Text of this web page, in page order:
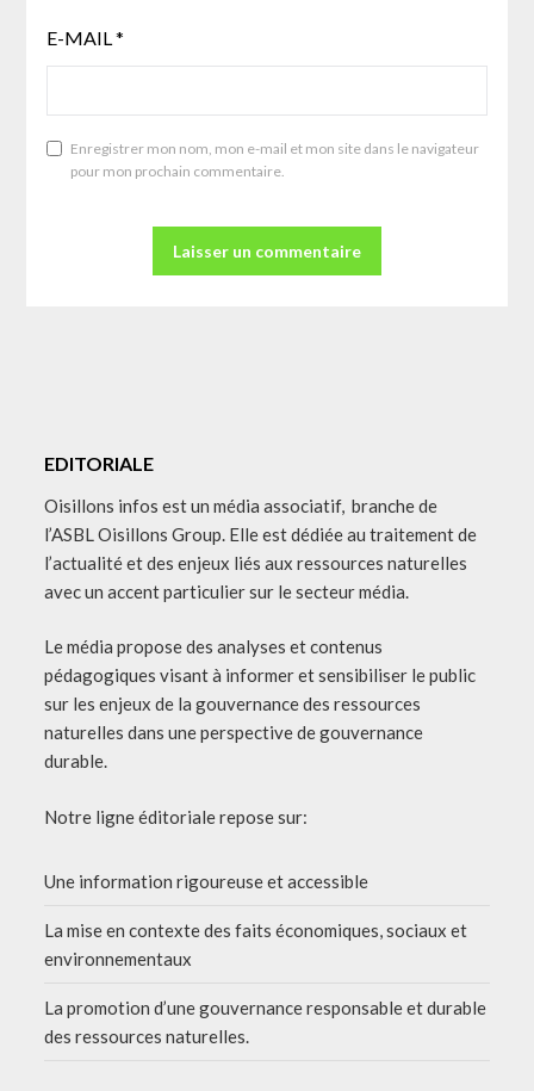
E-MAIL *
Enregistrer mon nom, mon e-mail et mon site dans le navigateur
pour mon prochain commentaire.
EDITORIALE
Oisillons infos est un média associatif, branche de
l’ASBL Oisillons Group. Elle est dédiée au traitement de
l’actualité et des enjeux liés aux ressources naturelles
avec un accent particulier sur le secteur média.
Le média propose des analyses et contenus
pédagogiques visant à informer et sensibiliser le public
sur les enjeux de la gouvernance des ressources
naturelles dans une perspective de gouvernance
durable.
Notre ligne éditoriale repose sur:
Une information rigoureuse et accessible
La mise en contexte des faits économiques, sociaux et
environnementaux
La promotion d’une gouvernance responsable et durable
des ressources naturelles.